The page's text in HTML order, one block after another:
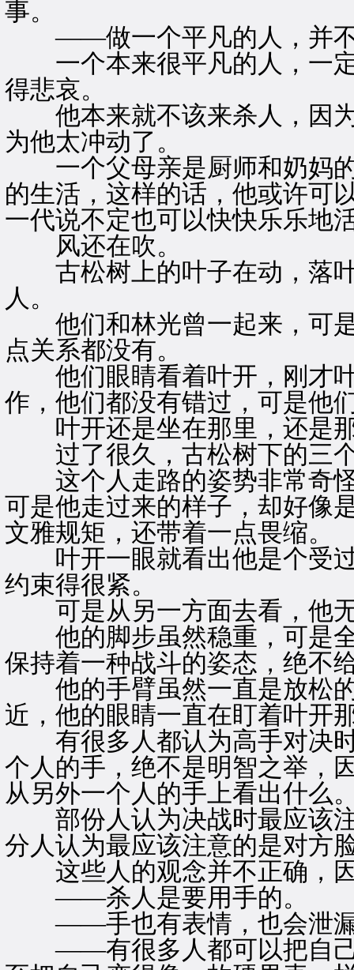
事。
——做一个平凡的人，并不
一个本来很平凡的人，一定
得悲哀。
他本来就不该来杀人，因为
为他太冲动了。
一个父母亲是厨师和奶妈的
的生活，这样的话，他或许可
一代说不定也可以快快乐乐地
风还在吹。
古松树上的叶子在动，落叶
人。
他们和林光曾一起来，可是
点关系都没有。
他们眼睛看着叶开，刚才叶
作，他们都没有错过，可是他
叶开还是坐在那里，还是那
过了很久，古松树下的三个
这个人走路的姿势非常奇怪
可是他走过来的样子，却好像
文雅规矩，还带着一点畏缩。
叶开一眼就看出他是个受过
约束得很紧。
可是从另一方面去看，他无
他的脚步虽然稳重，可是全
保持着一种战斗的姿态，绝不
他的手臂虽然一直是放松的
近，他的眼睛一直在盯着叶开
有很多人都认为高手对决时
个人的手，绝不是明智之举，
从另外一个人的手上看出什么
部份人认为决战时最应该注
分人认为最应该注意的是对方
这些人的观念并不正确，因
——杀人是要用手的。
——手也有表情，也会泄漏
——有很多人都可以把自己